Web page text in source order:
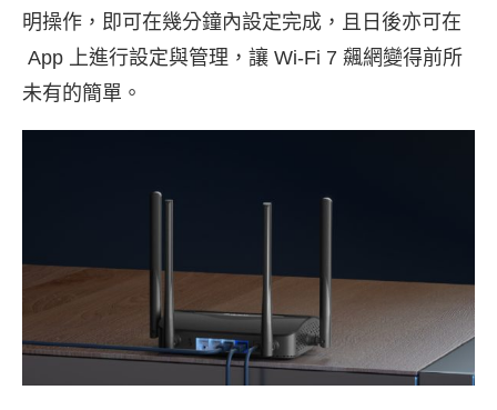
明操作，即可在幾分鐘內設定完成，且日後亦可在
App 上進行設定與管理，讓 Wi-Fi 7 飆網變得前所
未有的簡單。